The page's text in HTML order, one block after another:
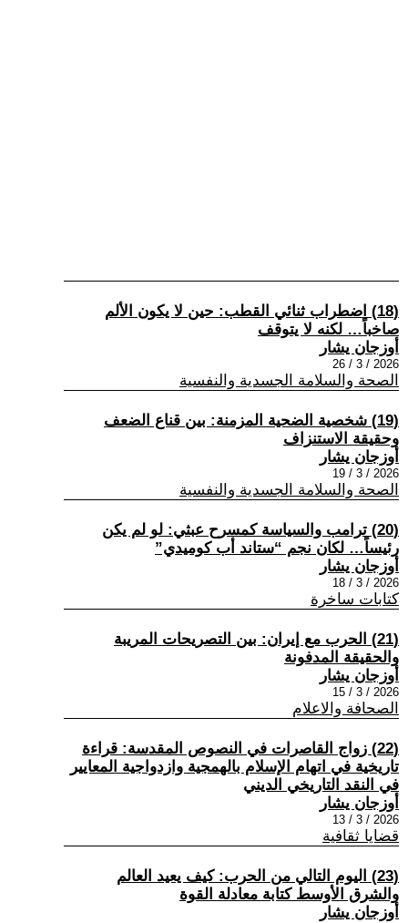
(18) اضطراب ثنائي القطب: حين لا يكون الألم
صاخباً… لكنه لا يتوقف
أوزجان يشار
2026 / 3 / 26
الصحة والسلامة الجسدية والنفسية
(19) شخصية الضحية المزمنة: بين قناع الضعف
وحقيقة الاستنزاف
أوزجان يشار
2026 / 3 / 19
الصحة والسلامة الجسدية والنفسية
(20) ترامب والسياسة كمسرح عبثي: لو لم يكن
رئيساً… لكان نجم “ستاند أب كوميدي”
أوزجان يشار
2026 / 3 / 18
كتابات ساخرة
(21) الحرب مع إيران: بين التصريحات المريبة
والحقيقة المدفونة
أوزجان يشار
2026 / 3 / 15
الصحافة والاعلام
(22) زواج القاصرات في النصوص المقدسة: قراءة
تاريخية في اتهام الإسلام بالهمجية وازدواجية المعايير
في النقد التاريخي الديني
أوزجان يشار
2026 / 3 / 13
قضايا ثقافية
(23) اليوم التالي من الحرب: كيف يعيد العالم
والشرق الأوسط كتابة معادلة القوة
أوزجان يشار